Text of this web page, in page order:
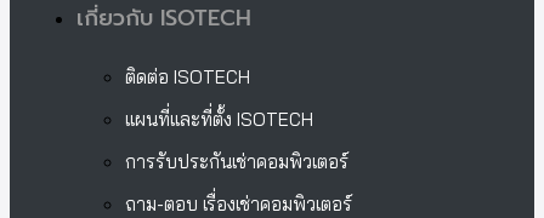
เกี่ยวกับ ISOTECH
ติดต่อ ISOTECH
แผนที่และที่ตั้ง ISOTECH
การรับประกันเช่าคอมพิวเตอร์
ถาม-ตอบ เรื่องเช่าคอมพิวเตอร์